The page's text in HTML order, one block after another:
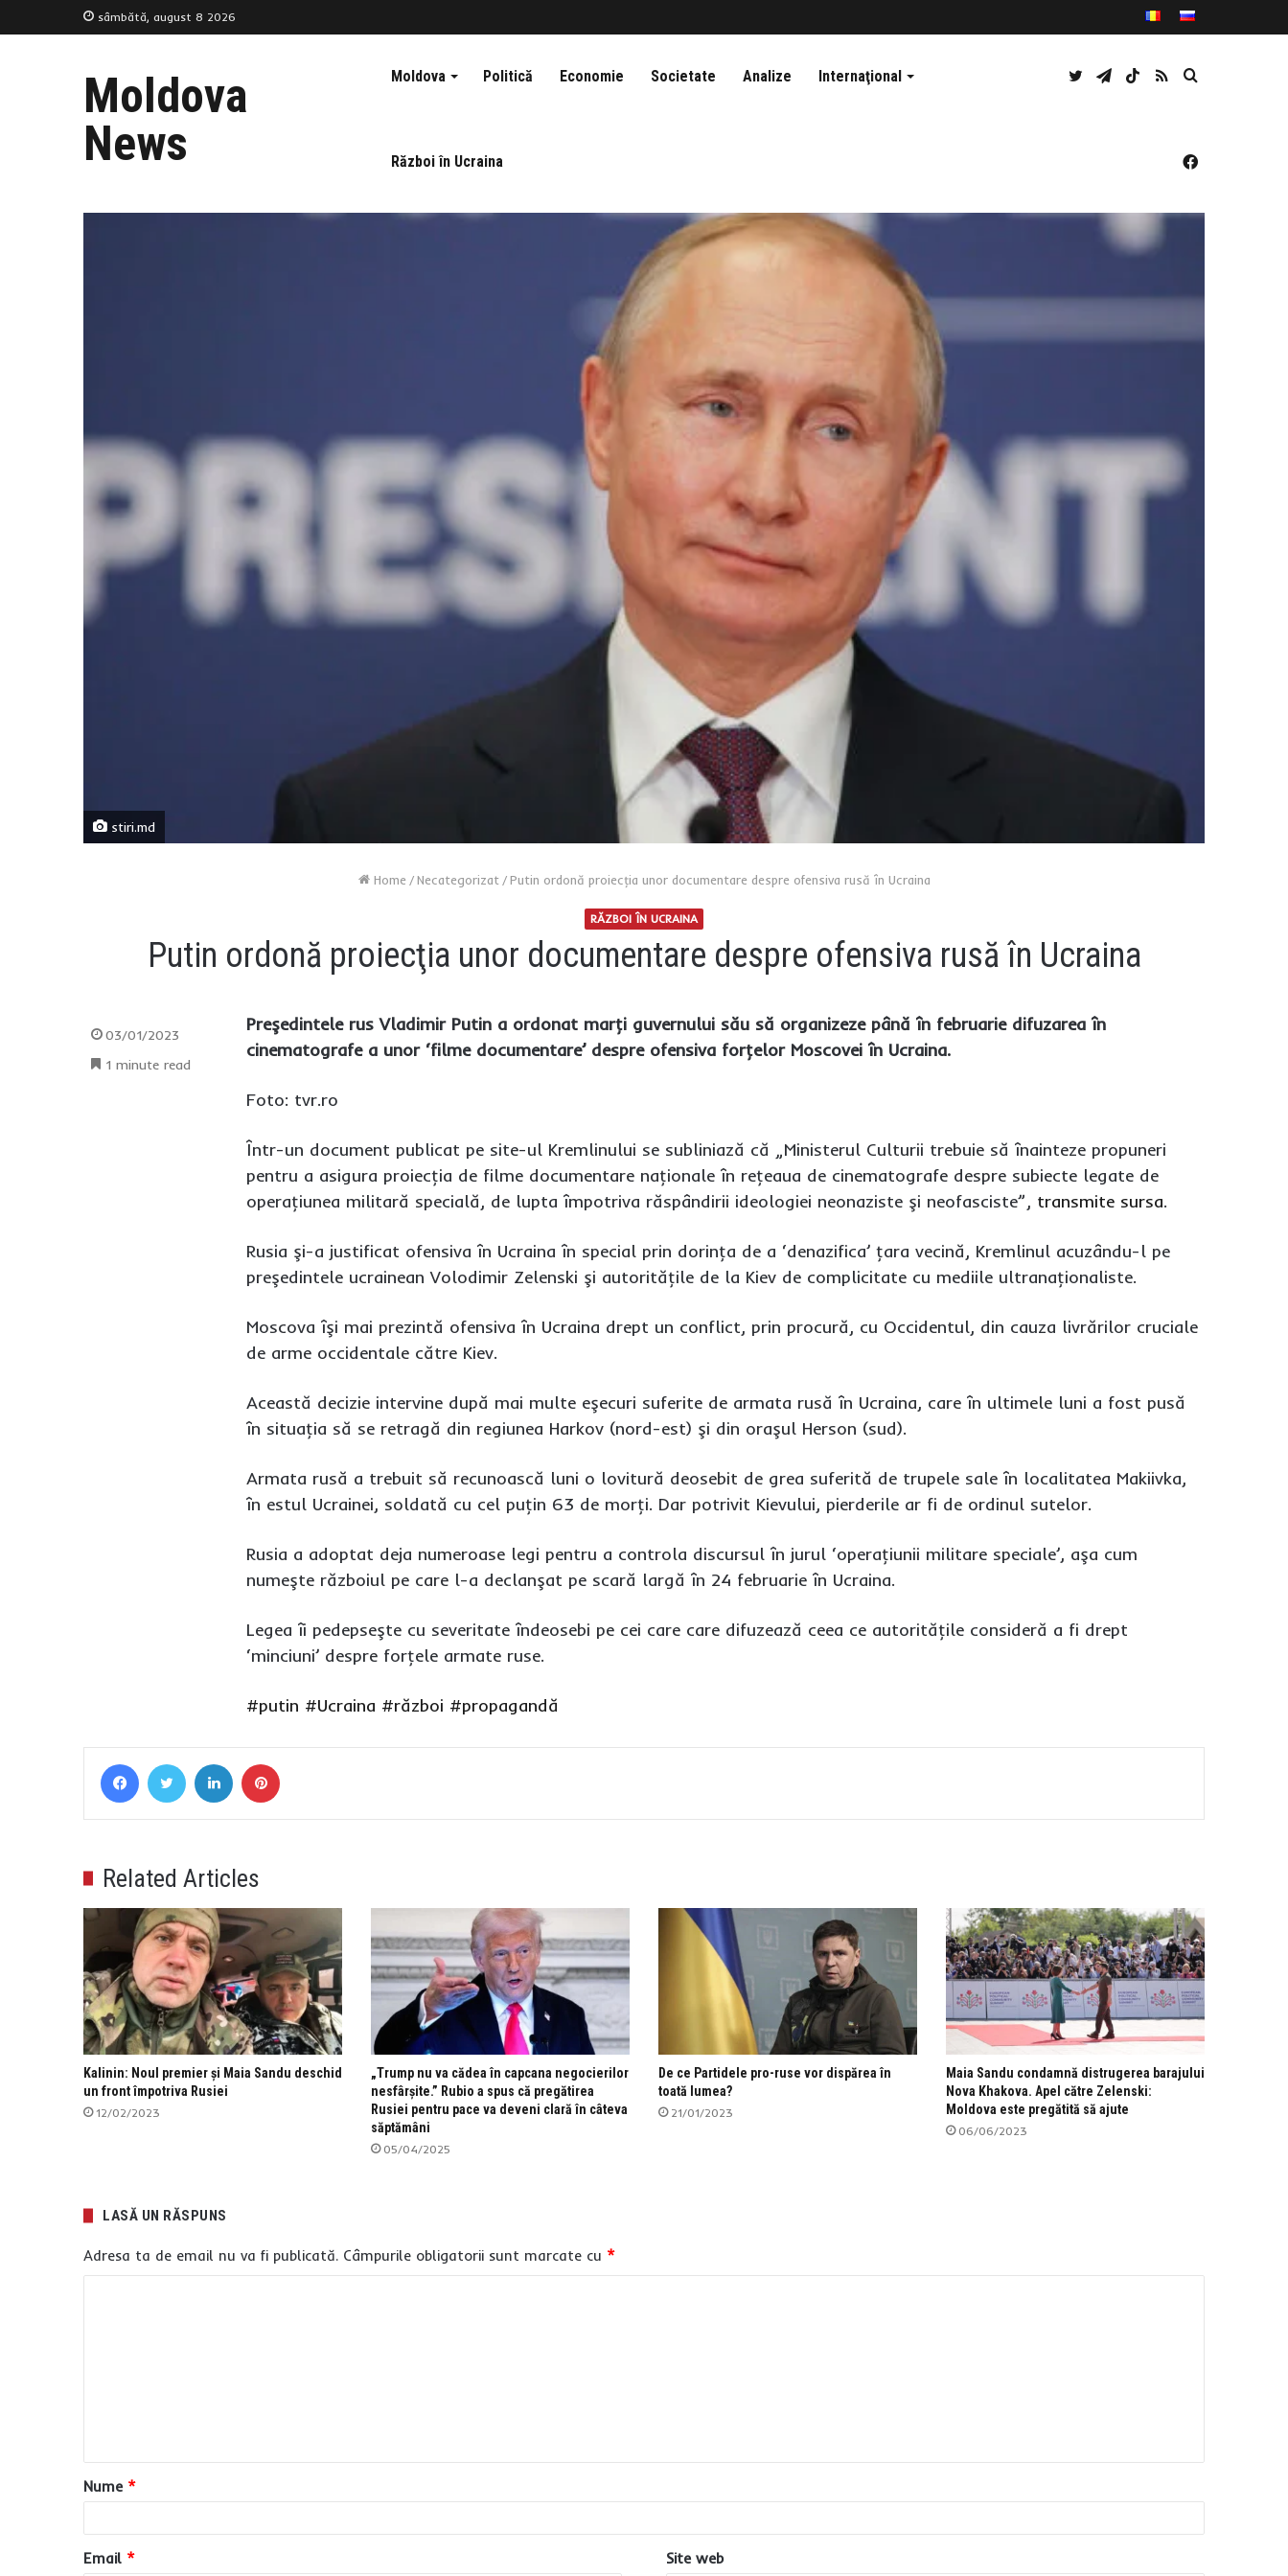
sâmbătă, august 8 2026
Moldova
News
Moldova Politică Economie Societate Analize Internaţional
Război în Ucraina
Caută
RSS
TikTok
Telegram
Twitter
Facebook
stiri.md
Home / Necategorizat / Putin ordonă proiecţia unor documentare despre ofensiva rusă în Ucraina
RĂZBOI ÎN UCRAINA
Putin ordonă proiecţia unor documentare despre ofensiva rusă în Ucraina
Preşedintele rus Vladimir Putin a ordonat marţi guvernului său să organizeze până în februarie difuzarea în
cinematografe a unor ‘filme documentare’ despre ofensiva forţelor Moscovei în Ucraina.
Foto: tvr.ro
Într-un document publicat pe site-ul Kremlinului se subliniază că „Ministerul Culturii trebuie să înainteze propuneri
pentru a asigura proiecţia de filme documentare naţionale în reţeaua de cinematografe despre subiecte legate de
operaţiunea militară specială, de lupta împotriva răspândirii ideologiei neonaziste şi neofasciste”, transmite sursa.
Rusia şi-a justificat ofensiva în Ucraina în special prin dorinţa de a ‘denazifica’ ţara vecină, Kremlinul acuzându-l pe
preşedintele ucrainean Volodimir Zelenski şi autorităţile de la Kiev de complicitate cu mediile ultranaţionaliste.
Moscova îşi mai prezintă ofensiva în Ucraina drept un conflict, prin procură, cu Occidentul, din cauza livrărilor cruciale
de arme occidentale către Kiev.
Această decizie intervine după mai multe eşecuri suferite de armata rusă în Ucraina, care în ultimele luni a fost pusă
în situaţia să se retragă din regiunea Harkov (nord-est) şi din oraşul Herson (sud).
Armata rusă a trebuit să recunoască luni o lovitură deosebit de grea suferită de trupele sale în localitatea Makiivka,
în estul Ucrainei, soldată cu cel puţin 63 de morţi. Dar potrivit Kievului, pierderile ar fi de ordinul sutelor.
Rusia a adoptat deja numeroase legi pentru a controla discursul în jurul ‘operaţiunii militare speciale’, aşa cum
numeşte războiul pe care l-a declanşat pe scară largă în 24 februarie în Ucraina.
Legea îi pedepseşte cu severitate îndeosebi pe cei care care difuzează ceea ce autorităţile consideră a fi drept
‘minciuni’ despre forţele armate ruse.
#putin #Ucraina #război #propagandă
03/01/2023
1 minute read
FacebookTwitter LinkedIn
Related Articles
Kalinin: Noul premier și Maia Sandu deschid
un front împotriva Rusiei
12/02/2023
„Trump nu va cădea în capcana negocierilor
nesfârșite.” Rubio a spus că pregătirea
Rusiei pentru pace va deveni clară în câteva
săptămâni
05/04/2025
De ce Partidele pro-ruse vor dispărea în
toată lumea?
21/01/2023
Maia Sandu condamnă distrugerea barajului
Nova Khakova. Apel către Zelenski:
Moldova este pregătită să ajute
06/06/2023
LASĂ UN RĂSPUNS
Adresa ta de email nu va fi publicată. Câmpurile obligatorii sunt marcate cu *
a
r
Nume *
Email * Site web